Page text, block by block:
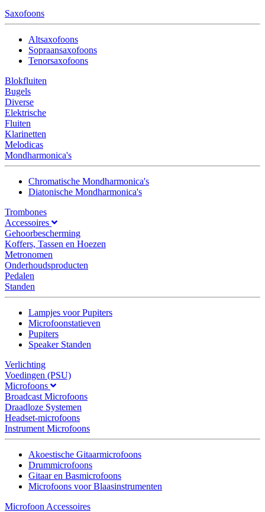
Saxofoons
Altsaxofoons
Sopraansaxofoons
Tenorsaxofoons
Blokfluiten
Bugels
Diverse
Elektrische
Fluiten
Klarinetten
Melodicas
Mondharmonica's
Chromatische Mondharmonica's
Diatonische Mondharmonica's
Trombones
Accessoires
Gehoorbescherming
Koffers, Tassen en Hoezen
Metronomen
Onderhoudsproducten
Pedalen
Standen
Lampjes voor Pupiters
Microfoonstatieven
Pupiters
Speaker Standen
Verlichting
Voedingen (PSU)
Microfoons
Broadcast Microfoons
Draadloze Systemen
Headset-microfoons
Instrument Microfoons
Akoestische Gitaarmicrofoons
Drummicrofoons
Gitaar en Basmicrofoons
Microfoons voor Blaasinstrumenten
Microfoon Accessoires